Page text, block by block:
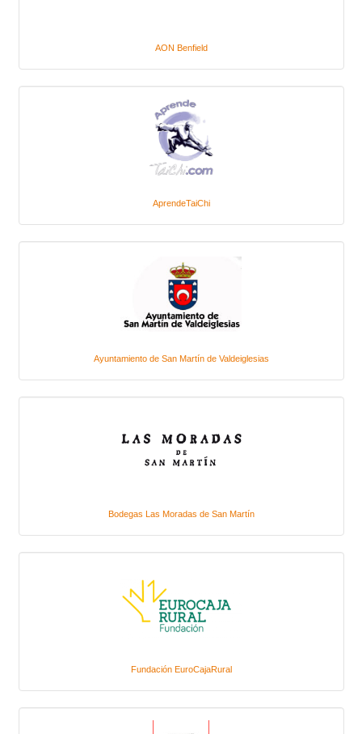
AON Benfield
AprendeTaiChi
Ayuntamiento de San Martín de Valdeiglesias
Bodegas Las Moradas de San Martín
Fundación EuroCajaRural